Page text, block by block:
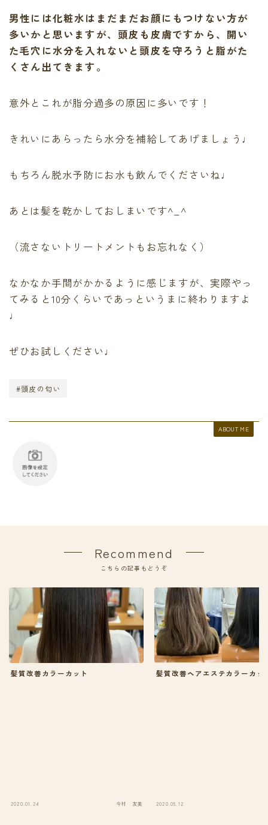
男性には化粧水はまだまだお顔にもつけない方が
多いかと思いますが、 頭皮も皮膚ですから、開い
た毛穴に水分を入れないと頭皮を守ろうと脂がた
くさん出てきます。
意外とこれが脂分過多の原因に多いです！
きれいにあらったら水分を補給してあげましょう♩
もちろん脱水予防にお水も飲んでくださいね♩
あとは髪を乾かしておしまいです^_^
（流さないトリートメントもお忘れなく）
なかなか手間がかかるように感じますが、実際やっ
てみると10分くらいであっというまに終わりますよ
♩
ぜひお試しください♩
#頭皮の匂い
ABOUT ME
Recommend
こちらの記事もどうぞ
髪質改善カラーカット
2020.01.24 今村 友美
髪質改善ヘアエステカラーカッ
2020.05.12